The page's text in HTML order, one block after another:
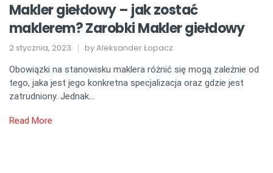
Makler giełdowy – jak zostać
maklerem? Zarobki Makler giełdowy
2 stycznia, 2023 byAleksander Łopacz
Obowiązki na stanowisku maklera różnić się mogą zależnie od
tego, jaka jest jego konkretna specjalizacja oraz gdzie jest
zatrudniony. Jednak…
Read More